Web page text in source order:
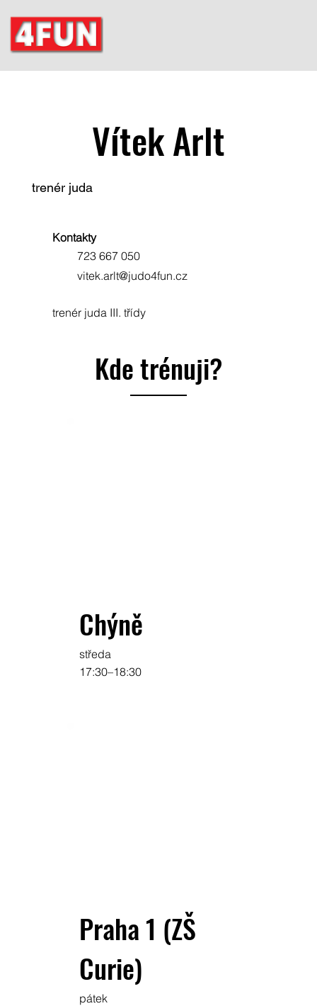
Kde trénuji?
Chýně
středa
17:30–18:30
Praha 1 (ZŠ
Curie)
pátek
723 667 050
vitek.arlt@judo4fun.cz
Kontakty
trenér juda III. třídy
Vítek Arlt
trenér juda